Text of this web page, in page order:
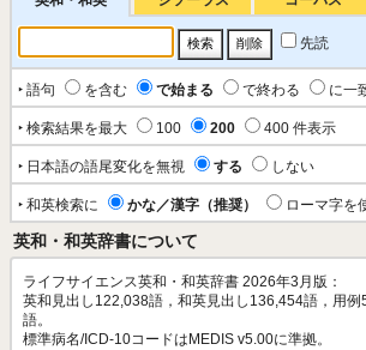
先読
‣ 語句 を含む で始まる で終わる に一
‣ 検索結果を最大 100 200 400 件表示
‣ 日本語の語尾変化を無視 する しない
‣ 和英検索に かな／漢字（推奨）
ローマ字を
英和・和英辞書について
ライフサイエンス英和・和英辞書 2026年3月版：
英和見出し122,038語，和英見出し136,454語，用
語。
標準病名/ICD-10コードはMEDIS v5.00に準拠。